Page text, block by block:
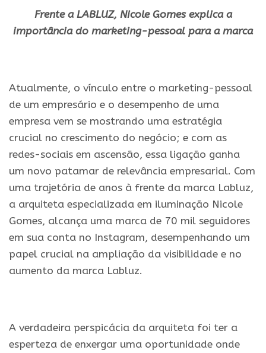
Frente a LABLUZ, Nicole Gomes explica a
importância do marketing-pessoal paraamarca
Atualmente, o vínculo entre o marketing-pessoal
de um empresário e o desempenho de uma
empresa vem se mostrando uma estratégia
crucial no crescimento do negócio; e com as
redes-sociais em ascensão, essa ligação ganha
um novo patamar de relevância empresarial. Com
uma trajetória de anos à frente da marca Labluz,
a arquiteta especializada em iluminação Nicole
Gomes, alcança uma marca de 70 mil seguidores
em sua conta no Instagram, desempenhando um
papel crucial na ampliação da visibilidade e no
aumento da marca Labluz.
A verdadeira perspicácia da arquiteta foi ter a
esperteza de enxergar uma oportunidade onde